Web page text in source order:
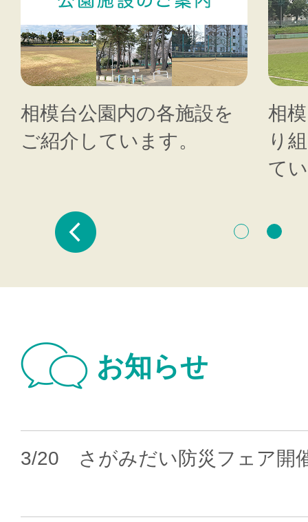
相模台公園内の各施設を
ご紹介しています。
相
り
て
お知らせ
3/20 さがみだい防災フェア開